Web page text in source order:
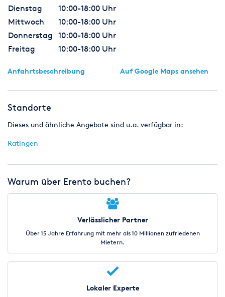
Dienstag
10:00-18:00 Uhr
Mittwoch
10:00-18:00 Uhr
Donnerstag
10:00-18:00 Uhr
Freitag
10:00-18:00 Uhr
Anfahrtsbeschreibung Auf Google Maps ansehen
Standorte
Dieses und ähnliche Angebote sind u.a. verfügbar in:
Ratingen
Warum über Erento buchen?
Verlässlicher Partner
Über 15 Jahre Erfahrung mit mehr als 10 Millionen zufriedenen
Mietern.
Lokaler Experte